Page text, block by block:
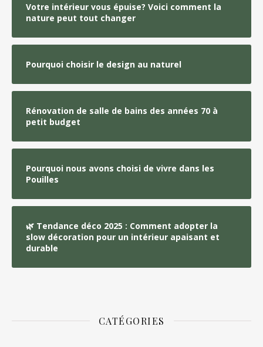
Votre intérieur vous épuise? Voici comment la
nature peut tout changer
Pourquoi choisir le design au naturel
Rénovation de salle de bains des années 70 à
petit budget
Pourquoi nous avons choisi de vivre dans les
Pouilles
🌿 Tendance déco 2025 : Comment adopter la
slow décoration pour un intérieur apaisant et
durable
CATÉGORIES